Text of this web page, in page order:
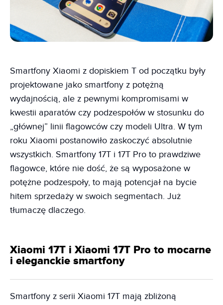
Smartfony Xiaomi z dopiskiem T od początku były
projektowane jako smartfony z potężną
wydajnością, ale z pewnymi kompromisami w
kwestii aparatów czy podzespołów w stosunku do
„głównej” linii flagowców czy modeli Ultra. W tym
roku Xiaomi postanowiło zaskoczyć absolutnie
wszystkich. Smartfony 17T i 17T Pro to prawdziwe
flagowce, które nie dość, że są wyposażone w
potężne podzespoły, to mają potencjał na bycie
hitem sprzedaży w swoich segmentach. Już
tłumaczę dlaczego.
Xiaomi 17T i Xiaomi 17T Pro to mocarne
i eleganckie smartfony
Smartfony z serii Xiaomi 17T mają zbliżoną